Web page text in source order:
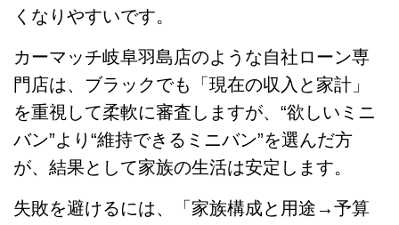
くなりやすいです。
カーマッチ岐阜羽島店のような自社ローン専
門店は、ブラックでも「現在の収入と家計」
を重視して柔軟に審査しますが、“欲しいミニ
バン”より“維持できるミニバン”を選んだ方
が、結果として家族の生活は安定します。
失敗を避けるには、「家族構成と用途→予算